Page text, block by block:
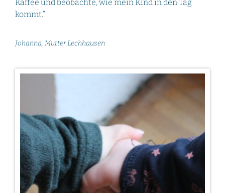
Kaffee und beobachte, wie mein Kind in den Tag
kommt.“
Johanna, Mutter Lechhausen